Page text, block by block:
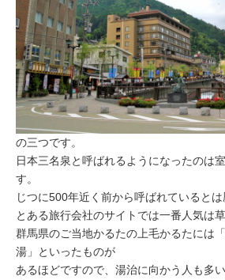
の三つです。
日本三名泉と呼ばれるようになったのは
す。
じつに500年近く前から呼ばれているとは
とある旅行会社のサイトでは一番人気は
群馬県のご当地かるたの上毛かるたには
湯」といったものが
あるほどですので、湯治に向かう人も多